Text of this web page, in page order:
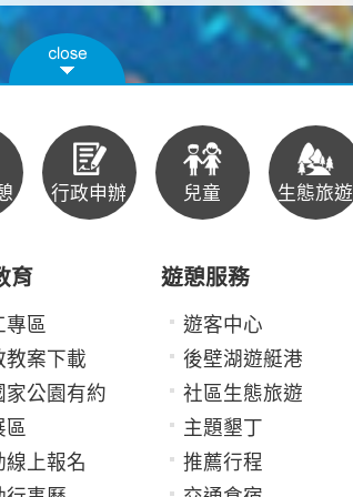
行政申辦 兒童 生態旅遊
育
專區
教案下載
家公園有約
區
線上報名
遊憩服務
遊客中心
後壁湖遊艇港
社區生態旅遊
主題墾丁
推薦行程